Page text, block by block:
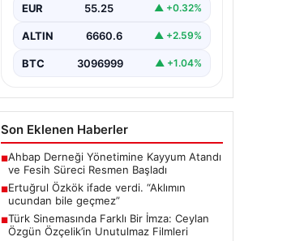
EUR 55.25 ▲ +0.32%
ALTIN 6660.6 ▲ +2.59%
BTC 3096999 ▲ +1.04%
Son Eklenen Haberler
■Ahbap Derneği Yönetimine Kayyum Atandı
ve Fesih Süreci Resmen Başladı
■Ertuğrul Özkök ifade verdi. “Aklımın
ucundan bile geçmez”
■Türk Sinemasında Farklı Bir İmza: Ceylan
Özgün Özçelik’in Unutulmaz Filmleri